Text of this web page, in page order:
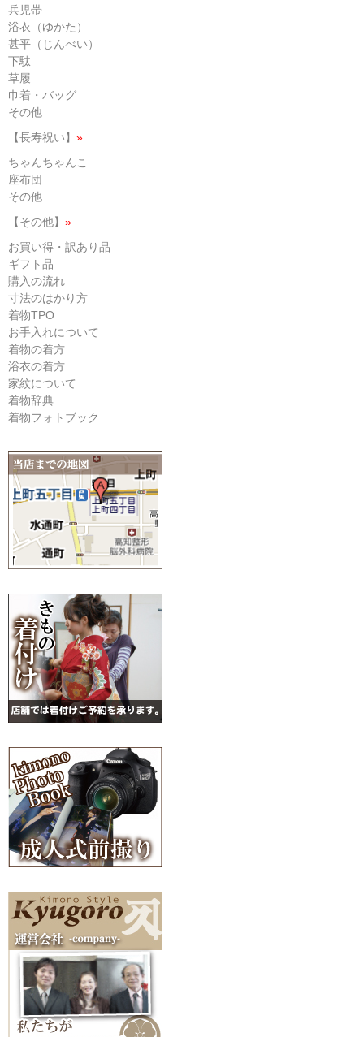
兵児帯
浴衣（ゆかた）
甚平（じんべい）
下駄
草履
巾着・バッグ
その他
【長寿祝い】 »
ちゃんちゃんこ
座布団
その他
【その他】 »
お買い得・訳あり品
ギフト品
購入の流れ
寸法のはかり方
着物TPO
お手入れについて
着物の着方
浴衣の着方
家紋について
着物辞典
着物フォトブック